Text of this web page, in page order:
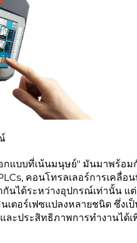
แบบที่เน้นมนุษย์" มันมาพร้อม
คอนโทรลเลอร์การเคลื่อ
นได้ระหว่างอุปกรณ์เท่านั้น แ
ตอร์เฟซแปลงหลายชนิด ซึ่งเ
ะประสิทธิภาพการทำงานได้